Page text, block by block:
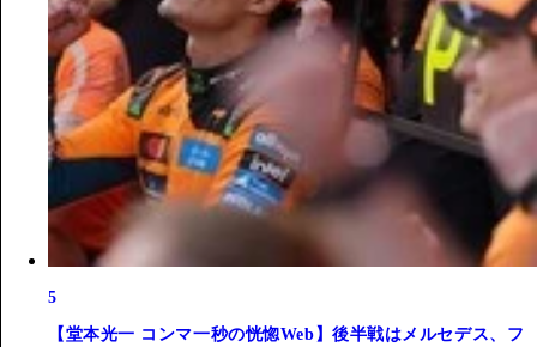
5
【堂本光一 コンマ一秒の恍惚Web】後半戦はメルセデス、フ